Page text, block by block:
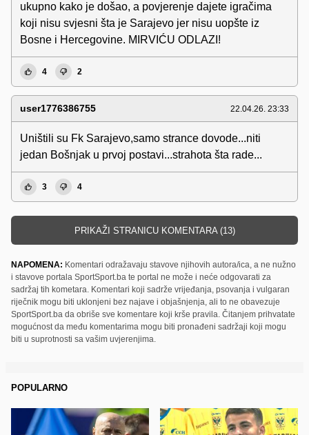
ukupno kako je došao, a povjerenje dajete igračima
koji nisu svjesni šta je Sarajevo jer nisu uopšte iz
Bosne i Hercegovine. MIRVIĆU ODLAZI!
4 2
user1776386755 22.04.26. 23:33
Uništili su Fk Sarajevo,samo strance dovode...niti
jedan Bošnjak u prvoj postavi...strahota šta rade...
3 4
PRIKAŽI STRANICU KOMENTARA (13)
NAPOMENA: Komentari odražavaju stavove njihovih autora/ica, a ne nužno
i stavove portala SportSport.ba te portal ne može i neće odgovarati za
sadržaj tih kometara. Komentari koji sadrže vrijeđanja, psovanja i vulgaran
riječnik mogu biti uklonjeni bez najave i objašnjenja, ali to ne obavezuje
SportSport.ba da obriše sve komentare koji krše pravila. Čitanjem prihvatate
mogućnost da među komentarima mogu biti pronađeni sadržaji koji mogu
biti u suprotnosti sa vašim uvjerenjima.
POPULARNO